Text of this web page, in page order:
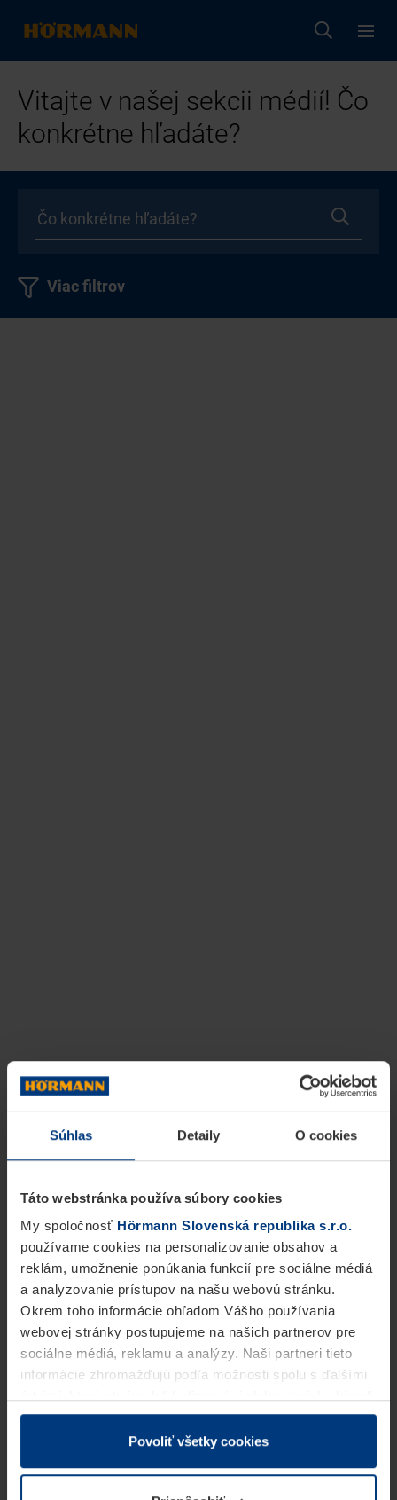
Súhlas Detaily O cookies
Táto webstránka používa súbory cookies
My spoločnosť Hörmann Slovenská republika s.r.o.
používame cookies na personalizovanie obsahov a
reklám, umožnenie ponúkania funkcií pre sociálne médiá
a analyzovanie prístupov na našu webovú stránku.
Okrem toho informácie ohľadom Vášho používania
webovej stránky postupujeme na našich partnerov pre
sociálne médiá, reklamu a analýzy. Naši partneri tieto
informácie zhromažďujú podľa možnosti spolu s ďalšími
v rámci Vášho využívania služieb.
Z právneho hľadiska môžeme cookies ukladať na Vašom
prevádzku tejto stránky. Pre všetky ostatné typy cookie
Povoliť všetky cookies
Vitajte v našej sekcii médií! Čo
konkrétne hľadáte?
Viac filtrov